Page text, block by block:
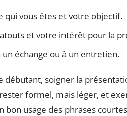
qui vous êtes et votre objectif.
et votre intérêt pour la
un échange ou à un entretien.
débutant, soigner la
formel, mais léger, et
bon usage des phrases courtes